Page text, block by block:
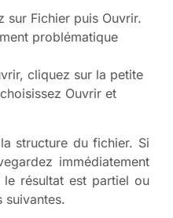
sur Fichier puis Ouvrir.
problématique
cliquez sur la petite
Ouvrir et
structure du fichier. Si
immédiatement
résultat est partiel ou
suivantes.